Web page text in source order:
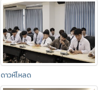
ดาวห์โหลด